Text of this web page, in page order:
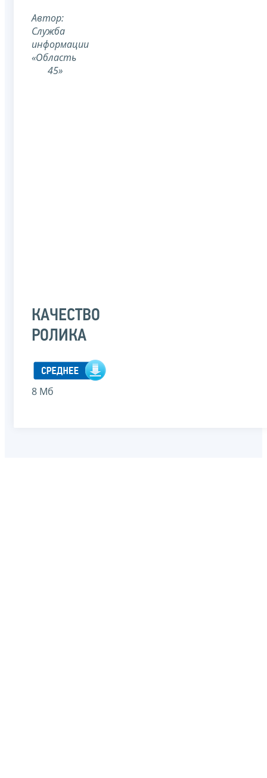
Автор:
Служба
информации
«Область
45»
КАЧЕСТВО
РОЛИКА
8 Мб